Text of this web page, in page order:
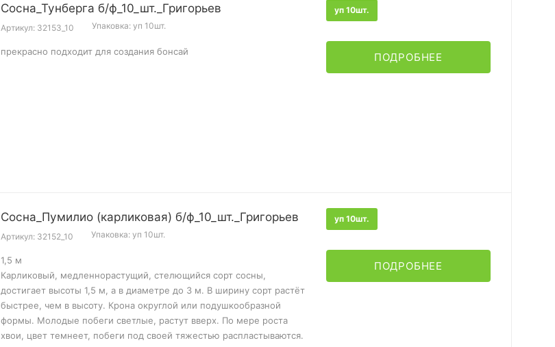
Сосна_Тунберга б/ф_10_шт._Григорьев
Артикул: 32153_10 Упаковка: уп 10шт.
прекрасно подходит для создания бонсай
уп 10шт.
ПОДРОБНЕЕ
Сосна_Пумилио (карликовая) б/ф_10_шт._Григорьев
Артикул: 32152_10 Упаковка: уп 10шт.
1,5 м
Карликовый, медленнорастущий, стелющийся сорт сосны,
достигает высоты 1,5 м, а в диаметре до 3 м. В ширину сорт растёт
быстрее, чем в высоту. Крона округлой или подушкообразной
формы. Молодые побеги светлые, растут вверх. По мере роста
хвои, цвет темнеет, побеги под своей тяжестью распластываются.
уп 10шт.
ПОДРОБНЕЕ